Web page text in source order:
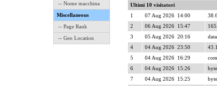
-- Nome macchina
Miscellaneous
-- Page Rank
-- Geo Location
Ultimi 10 visitatori
1
07 Aug 2026 14:00
2
06 Aug 2026 15:47
3
05 Aug 2026 20:16
4
04 Aug 2026 23:50
5
04 Aug 2026 16:29
6
04 Aug 2026 15:26
7
04 Aug 2026 15:25